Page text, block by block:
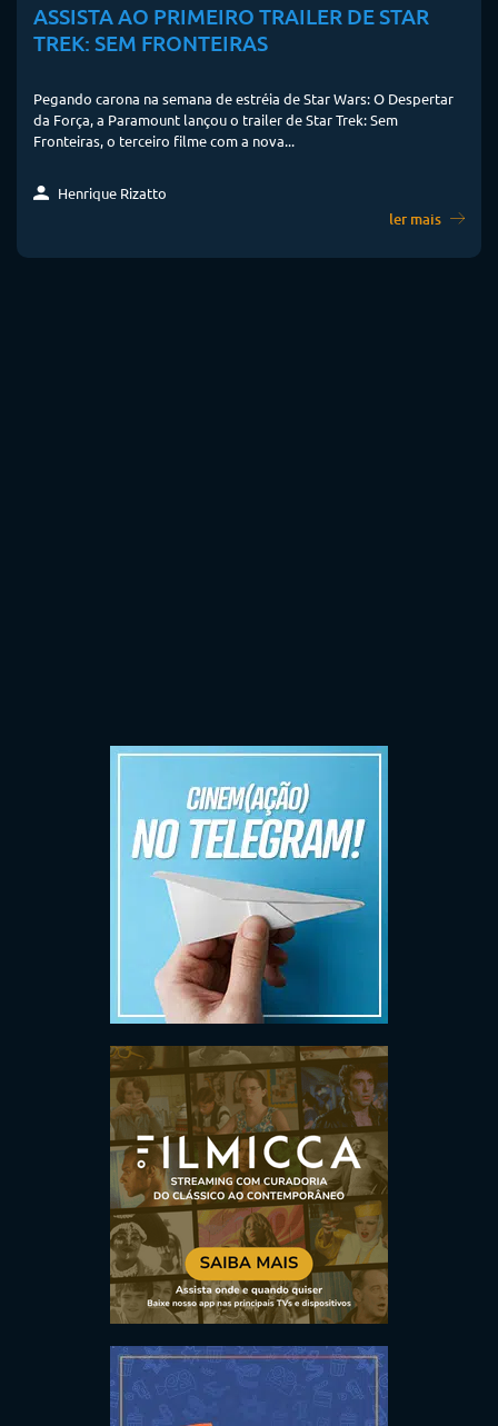
ASSISTA AO PRIMEIRO TRAILER DE STAR
TREK: SEM FRONTEIRAS
Pegando carona na semana de estréia de Star Wars: O Despertar
da Força, a Paramount lançou o trailer de Star Trek: Sem
Fronteiras, o terceiro filme com a nova...
Henrique Rizatto
ler mais